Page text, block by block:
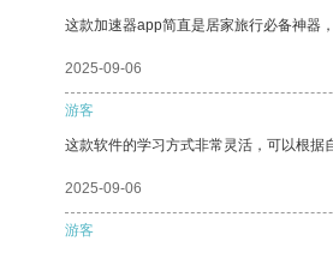
这款加速器app简直是居家旅行必备神器
2025-09-06
游客
这款软件的学习方式非常灵活，可以根据
2025-09-06
游客